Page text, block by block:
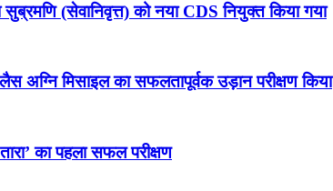
(सेवानिवृत्त) को नया CDS नियुक्त किया गया
मिसाइल का सफलतापूर्वक उड़ान परीक्षण किया
का पहला सफल परीक्षण